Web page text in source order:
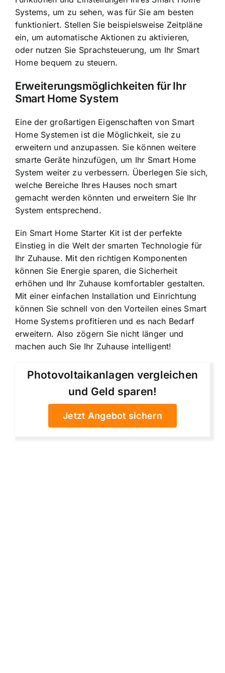
Systems, um zu sehen, was für Sie am besten
funktioniert. Stellen Sie beispielsweise Zeitpläne
ein, um automatische Aktionen zu aktivieren,
oder nutzen Sie Sprachsteuerung, um Ihr Smart
Home bequem zu steuern.
Erweiterungsmöglichkeiten für Ihr
Smart Home System
Eine der großartigen Eigenschaften von Smart
Home Systemen ist die Möglichkeit, sie zu
erweitern und anzupassen. Sie können weitere
smarte Geräte hinzufügen, um Ihr Smart Home
System weiter zu verbessern. Überlegen Sie sich,
welche Bereiche Ihres Hauses noch smart
gemacht werden könnten und erweitern Sie Ihr
System entsprechend.
Ein Smart Home Starter Kit ist der perfekte
Einstieg in die Welt der smarten Technologie für
Ihr Zuhause. Mit den richtigen Komponenten
können Sie Energie sparen, die Sicherheit
erhöhen und Ihr Zuhause komfortabler gestalten.
Mit einer einfachen Installation und Einrichtung
können Sie schnell von den Vorteilen eines Smart
Home Systems profitieren und es nach Bedarf
erweitern. Also zögern Sie nicht länger und
machen auch Sie Ihr Zuhause intelligent!
Photovoltaikanlagen vergleichen
und Geld sparen!
Jetzt Angebot sichern